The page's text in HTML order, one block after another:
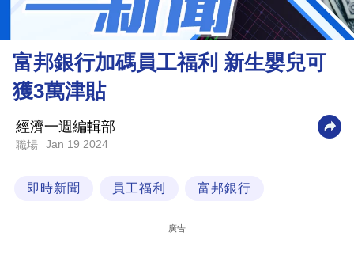
市
財
商
業
科
富邦銀行加碼員工福利 新生嬰兒可
獲3萬津貼
經濟一週編輯部
職場 Jan 19 2024
即時新聞 員工福利 富邦銀行
廣告